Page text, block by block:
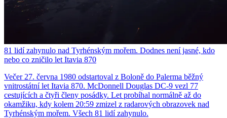
81 lidí zahynulo nad Tyrhénským mořem. Dodnes není jasné, kdo
nebo co zničilo let Itavia 870
Večer 27. června 1980 odstartoval z Boloně do Palerma běžný
vnitrostátní let Itavia 870. McDonnell Douglas DC-9 vezl 77
cestujících a čtyři členy posádky. Let probíhal normálně až do
okamžiku, kdy kolem 20:59 zmizel z radarových obrazovek nad
Tyrhénským mořem. Všech 81 lidí zahynulo.